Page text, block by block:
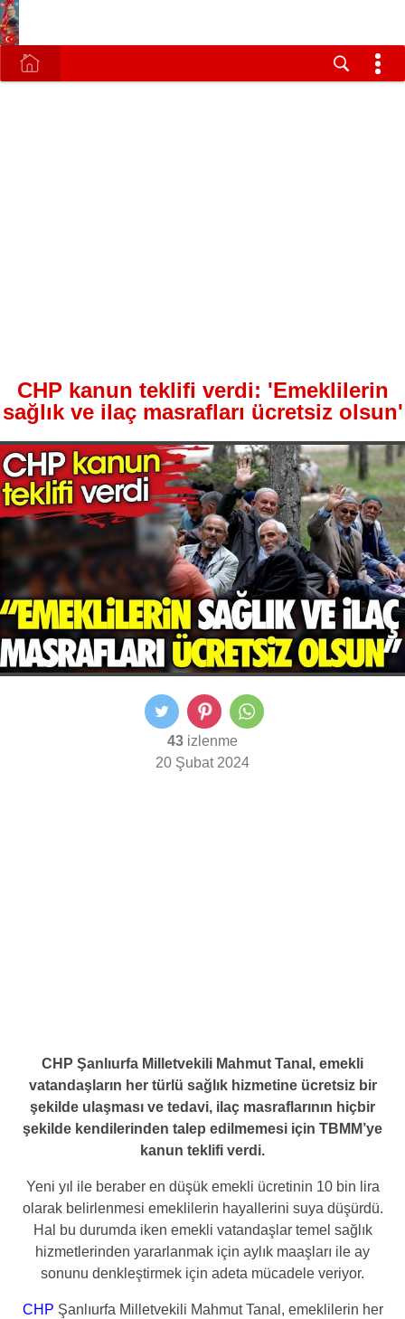
CHP kanun teklifi verdi: 'Emeklilerin
sağlık ve ilaç masrafları ücretsiz olsun'
43 izlenme
20 Şubat 2024
CHP Şanlıurfa Milletvekili Mahmut Tanal, emekli
vatandaşların her türlü sağlık hizmetine ücretsiz bir
şekilde ulaşması ve tedavi, ilaç masraflarının hiçbir
şekilde kendilerinden talep edilmemesi için TBMM’ye
kanun teklifi verdi.
Yeni yıl ile beraber en düşük emekli ücretinin 10 bin lira
olarak belirlenmesi emeklilerin hayallerini suya düşürdü.
Hal bu durumda iken emekli vatandaşlar temel sağlık
hizmetlerinden yararlanmak için aylık maaşları ile ay
sonunu denkleştirmek için adeta mücadele veriyor.
CHP Şanlıurfa Milletvekili Mahmut Tanal, emeklilerin her